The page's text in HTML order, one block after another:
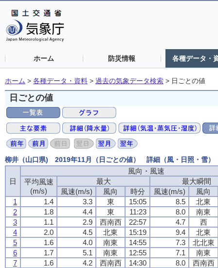
ホーム 防災情報 各種データ・
ホーム > 各種データ・資料 > 過去の気象データ検索 > 日ごとの値
日ごとの値
柳井（山口県) 2019年11月（日ごとの値） 詳細（風・日照・雪）
日
風向・風速
平均風速
(m/s)
最大
最大瞬間
風速(m/s)
風向 時分 風速(m/s)
風向
1
1.4 3.3 東 15:05 8.5
北東
2
1.8 4.4 東 11:23 8.0
南東
3
1.1 2.9 西南西 22:57 4.7
西
4
2.0 4.5 北東 15:19 9.4
北東
5
1.6 4.0 南東 14:55 7.3
北北東
6
1.7 5.1 南東 12:55 7.1
南東
7
1.6 4.2 西南西 14:30 8.0
西南西
日
風向・風速
平均風速
(m/s)
最大
最大瞬間
風速(m/s)
風向 時分 風速(m/s)
風向
1
1.4 3.3 東 15:05 8.5
北東
2
1.8 4.4 東 11:23 8.0
南東
3
1.1 2.9 西南西 22:57 4.7
西
4
2.0 4.5 北東 15:19 9.4
北東
5
1.6 4.0 南東 14:55 7.3
北北東
6
1.7 5.1 南東 12:55 7.1
南東
7
1.6 4.2 西南西 14:30 8.0
西南西
日
風向・風速
平均風速
(m/s)
最大
最大瞬間
風速(m/s)
風向 時分 風速(m/s)
風向
1
1.4 3.3 東 15:05 8.5
北東
2
1.8 4.4 東 11:23 8.0
南東
3
1.1 2.9 西南西 22:57 4.7
西
4
2.0 4.5 北東 15:19 9.4
北東
5
1.6 4.0 南東 14:55 7.3
北北東
6
1.7 5.1 南東 12:55 7.1
南東
7
1.6 4.2 西南西 14:30 8.0
西南西
日
風向・風速
平均風速
(m/s)
最大
最大瞬間
風速(m/s)
風向 時分 風速(m/s)
風向
1
1.4 3.3 東 15:05 8.5
北東
2
1.8 4.4 東 11:23 8.0
南東
3
1.1 2.9 西南西 22:57 4.7
西
4
2.0 4.5 北東 15:19 9.4
北東
5
1.6 4.0 南東 14:55 7.3
北北東
6
1.7 5.1 南東 12:55 7.1
南東
7
1.6 4.2 西南西 14:30 8.0
西南西